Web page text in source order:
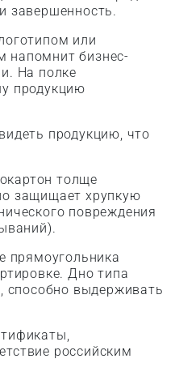
завершенность.
или
напомнит бизнес-
На полке
продукцию
продукцию, что
толще
защищает хрупкую
повреждения
прямоугольника
Дно типа
способно выдерживать
российским